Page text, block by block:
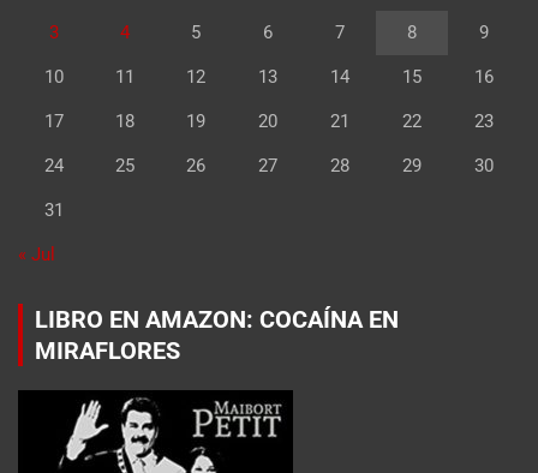
3 4 5 6 7 8 9
10 11 12 13 14 15 16
17 18 19 20 21 22 23
24 25 26 27 28 29 30
31
« Jul
LIBRO EN AMAZON: COCAÍNA EN
MIRAFLORES